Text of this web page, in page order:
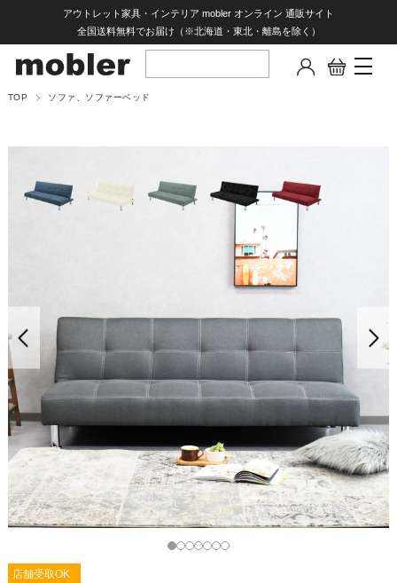
アウトレット家具・インテリア mobler オンライン 通販サイト
全国送料無料でお届け（※北海道・東北・離島を除く）
TOP ソファ、ソファーベッド
店舗受取OK